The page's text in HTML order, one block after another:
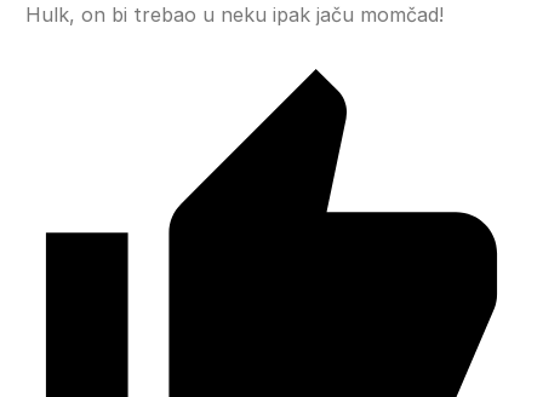
Hulk, on bi trebao u neku ipak jaču momčad!